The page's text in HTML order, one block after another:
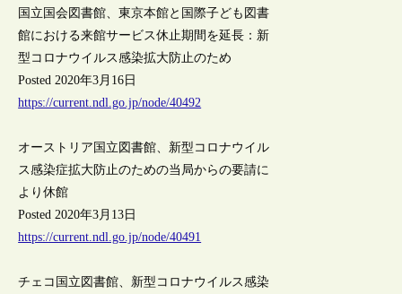
国立国会図書館、東京本館と国際子ども図書
館における来館サービス休止期間を延長：新
型コロナウイルス感染拡大防止のため
Posted 2020年3月16日
https://current.ndl.go.jp/node/40492
オーストリア国立図書館、新型コロナウイル
ス感染症拡大防止のための当局からの要請に
より休館
Posted 2020年3月13日
https://current.ndl.go.jp/node/40491
チェコ国立図書館、新型コロナウイルス感染